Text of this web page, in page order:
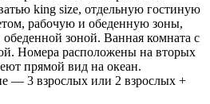
king size, отдельную гостиную
рабочую и обеденную зоны,
обеденной зоной. Ванная комната с
Номера расположены на вторых
прямой вид на океан.
— 3 взрослых или 2 взрослых +